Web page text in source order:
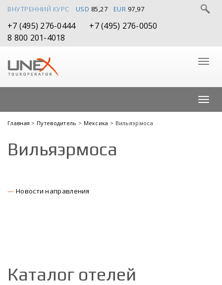
ВНУТРЕННИЙ КУРС USD 85,27 EUR 97,97
+7 (495) 276-0444
+7 (495) 276-0050
8 800 201-4018
Главная > Путеводитель > Мексика > Вильяэрмоса
Вильяэрмоса
Новости направления
Каталог отелей